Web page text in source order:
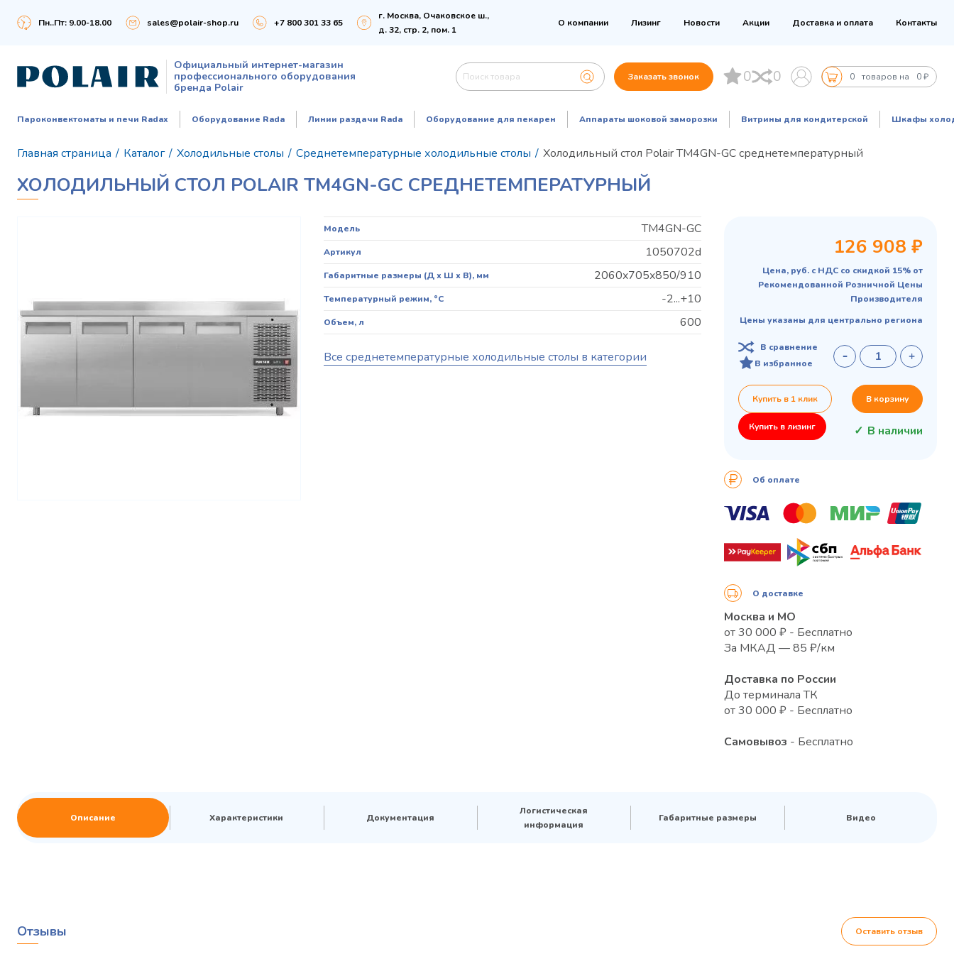
Пн..Пт: 9.00-18.00 sales@polair-shop.ru +7 800 301 33 65
г. Москва, Очаковское ш.,
д. 32, стр. 2, пом. 1
О компании Лизинг Новости Акции Доставка и оплата Контакты
Официальный интернет-магазин
профессионального оборудования
бренда Polair
Заказать звонок 0 0 0 товаров на 0 ₽
Пароконвектоматы и печи Radax Оборудование Rada Линии раздачи Rada Оборудование для пекарен Аппараты шоковой заморозки Витрины для кондитерской Шкафы
Главная страница / Каталог / Холодильные столы / Среднетемпературные холодильные столы / Холодильный стол Polair TM4GN-GC среднетемпературный
ХОЛОДИЛЬНЫЙ СТОЛ POLAIR TM4GN-GC СРЕДНЕТЕМПЕРАТУРНЫЙ
Модель TM4GN-GC
Артикул 1050702d
Габаритные размеры (Д х Ш х В), мм 2060x705x850/910
Температурный режим, °C -2...+10
Объем, л 600
Все среднетемпературные холодильные столы в категории
126 908 ₽
Цена, руб. с НДС со скидкой 15% от
Рекомендованной Розничной Цены
Производителя
Цены указаны для центрально региона
В сравнение
В избранное
Купить в 1 клик В корзину
Купить в лизинг В наличии
Об оплате
О доставке
Москва и МО
от 30 000 ₽ - Бесплатно
За МКАД — 85 ₽/км
Доставка по России
До терминала ТК
от 30 000 ₽ - Бесплатно
Самовывоз - Бесплатно
Описание Характеристики Документация
Логистическая
информация
Габаритные размеры Видео
Отзывы Оставить отзыв